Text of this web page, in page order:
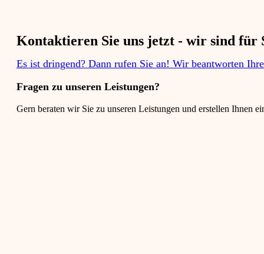
Kontaktieren Sie uns jetzt - wir sind für
Es ist dringend? Dann rufen Sie an! Wir beantworten
Fragen zu unseren Leistungen?​
Gern beraten wir Sie zu unseren Leistungen und erstellen Ihnen